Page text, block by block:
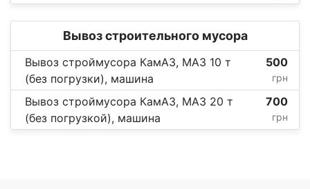
Вывоз строительного мусора
Вывоз строймусора КамАЗ, МАЗ 10 т
(без погрузки), машина
500
грн
Вывоз строймусора КамАЗ, МАЗ 20 т
(без погрузкой), машина
700
грн